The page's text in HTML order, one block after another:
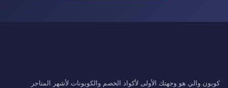
كوبون والي هو وجهتك الأولى لأكواد الخصم والكوبونات لأشهر المتاجر